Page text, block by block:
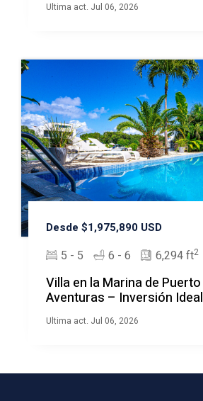
Ultima act. Jul 06, 2026
Desde $1,975,890 USD
5 - 5 6 - 6 6,294 ft2
Villa en la Marina de Puerto
Aventuras – Inversión Ideal
Ultima act. Jul 06, 2026